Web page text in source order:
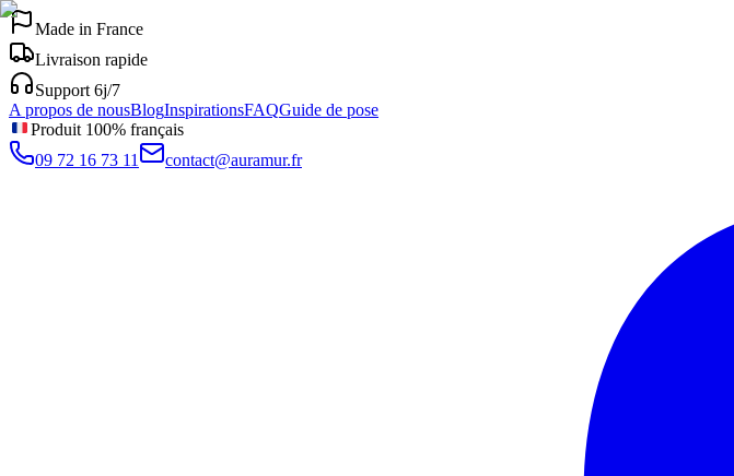
Made in France
Livraison rapide
Support 6j/7
A propos de nousBlogInspirationsFAQGuide de pose
Produit 100% français
09 72 16 73 11
contact@auramur.fr